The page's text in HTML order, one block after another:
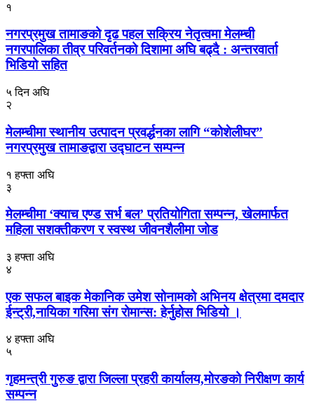
१
नगरप्रमुख तामाङको दृढ पहल सक्रिय नेतृत्वमा मेलम्ची
नगरपालिका तीव्र परिवर्तनको दिशामा अघि बढ्दै : अन्तरवार्ता
भिडियो सहित
५ दिन अघि
२
मेलम्चीमा स्थानीय उत्पादन प्रवर्द्धनका लागि “कोशेलीघर”
नगरप्रमुख तामाङद्वारा उद्घाटन सम्पन्न
१ हफ्ता अघि
३
मेलम्चीमा ‘क्याच एण्ड सर्भ बल’ प्रतियोगिता सम्पन्न, खेलमार्फत
महिला सशक्तीकरण र स्वस्थ जीवनशैलीमा जोड
३ हफ्ता अघि
४
एक सफल बाइक मेकानिक उमेश सोनामको अभिनय क्षेत्रमा दमदार
ईन्ट्री,नायिका गरिमा संग रोमान्स: हेर्नुहोस भिडियो ।
४ हफ्ता अघि
५
गृहमन्त्री गुरुङ द्वारा जिल्ला प्रहरी कार्यालय,मोरङको निरीक्षण कार्य
सम्पन्न